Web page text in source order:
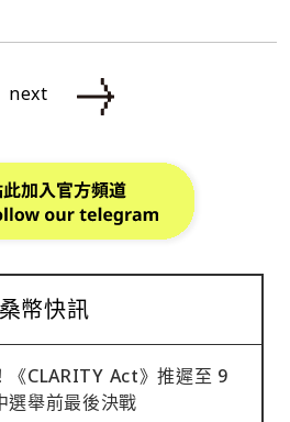
next
桑幣快訊
《CLARITY Act》推遲至 9
選舉前最後決戰